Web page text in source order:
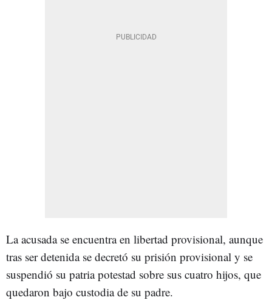
La acusada se encuentra en libertad provisional, aunque
tras ser detenida se decretó su prisión provisional y se
suspendió su patria potestad sobre sus cuatro hijos, que
quedaron bajo custodia de su padre.